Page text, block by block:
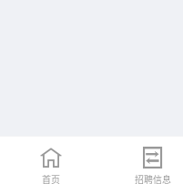
首页 招聘信息